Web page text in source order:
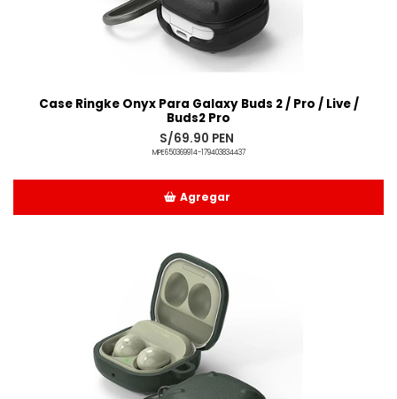
Case Ringke Onyx Para Galaxy Buds 2 / Pro / Live /
Buds2 Pro
S/69.90 PEN
MPE650369914-179403834437
Agregar